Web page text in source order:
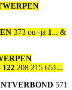
373 ou+ja 1... &
122 208 215 651...
571